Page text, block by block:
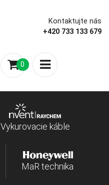
Kontaktujte nás
+420 733 133 679
0
Vykurovacie káble
MaR technika